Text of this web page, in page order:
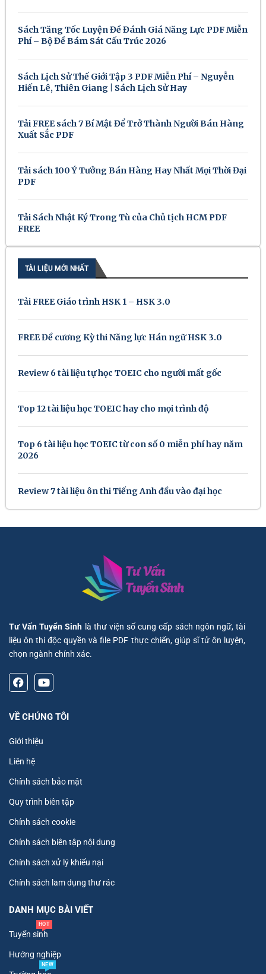
Sách Tăng Tốc Luyện Đề Đánh Giá Năng Lực PDF Miễn
Phí – Bộ Đề Bám Sát Cấu Trúc 2026
Sách Lịch Sử Thế Giới Tập 3 PDF Miễn Phí – Nguyễn
Hiến Lê, Thiên Giang | Sách Lịch Sử Hay
Tải FREE sách 7 Bí Mật Để Trở Thành Người Bán Hàng
Xuất Sắc PDF
Tải sách 100 Ý Tưởng Bán Hàng Hay Nhất Mọi Thời Đại
PDF
Tải Sách Nhật Ký Trong Tù của Chủ tịch HCM PDF
FREE
TÀI LIỆU MỚI NHẤT
Tải FREE Giáo trình HSK 1 – HSK 3.0
FREE Đề cương Kỳ thi Năng lực Hán ngữ HSK 3.0
Review 6 tài liệu tự học TOEIC cho người mất gốc
Top 12 tài liệu học TOEIC hay cho mọi trình độ
Top 6 tài liệu học TOEIC từ con số 0 miễn phí hay năm
2026
Review 7 tài liệu ôn thi Tiếng Anh đầu vào đại học
Tư Vấn Tuyển Sinh là thư viện số cung cấp sách ngôn ngữ, tài
liệu ôn thi độc quyền và file PDF thực chiến, giúp sĩ tử ôn luyện,
chọn ngành chính xác.
VỀ CHÚNG TÔI
Giới thiệu
Liên hệ
Chính sách bảo mật
Quy trình biên tập
Chính sách cookie
Chính sách biên tập nội dung
Chính sách xử lý khiếu nại
Chính sách lam dụng thư rác
DANH MỤC BÀI VIẾT
Tuyển sinh
HOT
Hướng nghiệp
NEW